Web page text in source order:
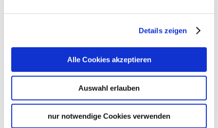
Details zeigen
Alle Cookies akzeptieren
Auswahl erlauben
nur notwendige Cookies verwenden
Ab